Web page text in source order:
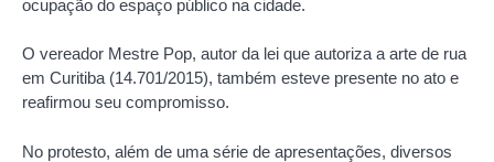
ocupação do espaço público na cidade.
O vereador Mestre Pop, autor da lei que autoriza a arte de rua
em Curitiba (14.701/2015), também esteve presente no ato e
reafirmou seu compromisso.
No protesto, além de uma série de apresentações, diversos